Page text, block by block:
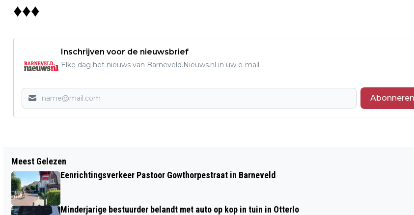
♦♦♦
Inschrijven voor de nieuwsbrief
Elke dag het nieuws van Barneveld.Nieuws.nl in uw e-mail.
Abonneren
HOUT STOKEN | HOE ZORGT U VOOR
MINDER SCHADELIJKE STOFFEN?
MET PILOT KEUKENKANJERS
Meest Gelezen
Eenrichtingsverkeer Pastoor Gowthorpestraat in Barneveld
Minderjarige bestuurder belandt met auto op kop in tuin in Otterlo